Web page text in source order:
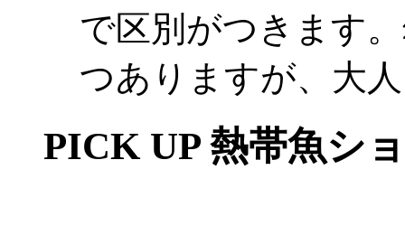
で区別がつきます
つありますが、大
PICK UP 熱帯魚シ